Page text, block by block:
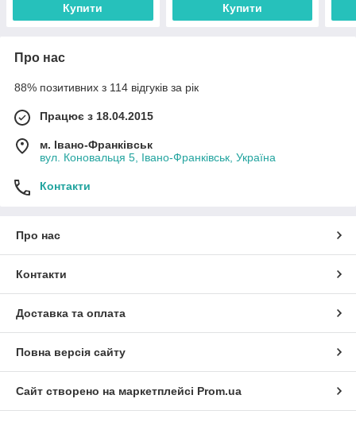
Купити Купити
Про нас
88% позитивних з 114 відгуків за рік
Працює з 18.04.2015
м. Івано-Франківськ
вул. Коновальця 5, Івано-Франківськ, Україна
Контакти
Про нас
Контакти
Доставка та оплата
Повна версія сайту
Сайт створено на маркетплейсі Prom.ua